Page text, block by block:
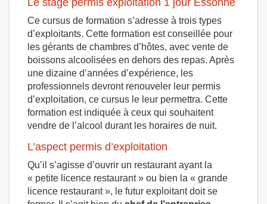
Le stage permis exploitation 1 jour Essonne
Ce cursus de formation s’adresse à trois types
d’exploitants. Cette formation est conseillée pour
les gérants de chambres d’hôtes, avec vente de
boissons alcoolisées en dehors des repas. Après
une dizaine d’années d’expérience, les
professionnels devront renouveler leur permis
d’exploitation, ce cursus le leur permettra. Cette
formation est indiquée à ceux qui souhaitent
vendre de l’alcool durant les horaires de nuit.
L’aspect permis d’exploitation
Qu’il s’agisse d’ouvrir un restaurant ayant la
« petite licence restaurant » ou bien la « grande
licence restaurant », le futur exploitant doit se